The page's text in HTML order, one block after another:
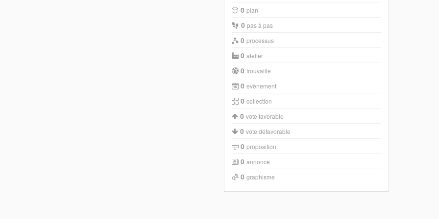
0 plan
0 pas à pas
0 processus
0 atelier
0 trouvaille
0 evènement
0 collection
0 vote favorable
0 vote défavorable
0 proposition
0 annonce
0 graphisme